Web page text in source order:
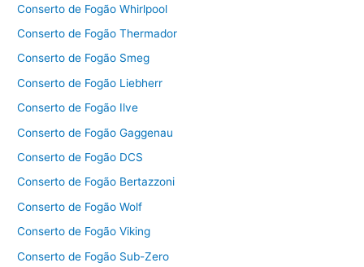
Conserto de Fogão Whirlpool
Conserto de Fogão Thermador
Conserto de Fogão Smeg
Conserto de Fogão Liebherr
Conserto de Fogão Ilve
Conserto de Fogão Gaggenau
Conserto de Fogão DCS
Conserto de Fogão Bertazzoni
Conserto de Fogão Wolf
Conserto de Fogão Viking
Conserto de Fogão Sub-Zero